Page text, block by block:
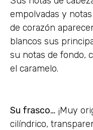
empolvadas y
de corazón
blancos sus
su notas de fondo,
el caramelo.
Su frasco… ¡Muy
cilíndrico,